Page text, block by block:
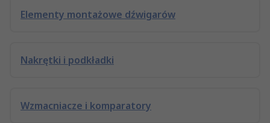
Elementy montażowe dźwigarów
Nakrętki i podkładki
Wzmacniacze i komparatory